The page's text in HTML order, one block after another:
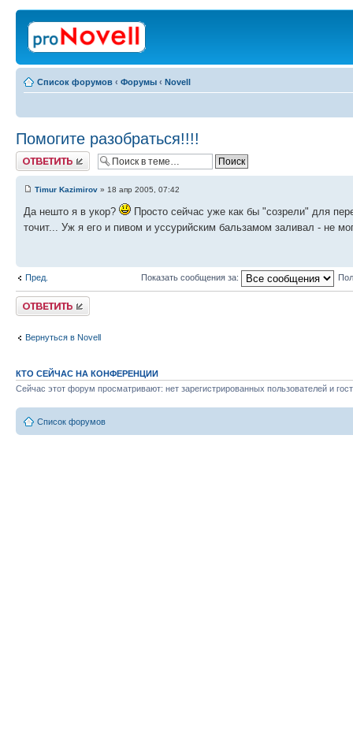
Список форумов ‹ Форумы ‹ Novell
Помогите разобраться!!!!
Ответить
Timur Kazimirov » 18 апр 2005, 07:42
Да нешто я в укор?
Просто сейчас уже как бы "созрели" для
точит... Уж я его и пивом и уссурийским бальзамом заливал - не
Пред. Показать сообщения за:
Ответить
Вернуться в Novell
КТО СЕЙЧАС НА КОНФЕРЕНЦИИ
Сейчас этот форум просматривают: нет зарегистрированных пользователей и
Список форумов